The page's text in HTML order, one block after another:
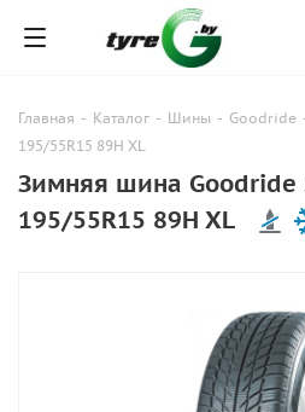
Главная - Каталог - Шины - Goodride
195/55R15 89H XL
Зимняя шина Goodride
195/55R15 89H XL